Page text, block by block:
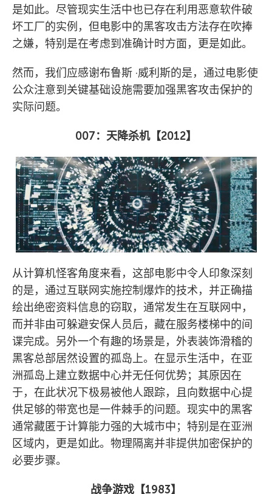
是如此。尽管现实生活中也已存在利用恶意软件破
坏工厂的实例，但电影中的黑客攻击方法存在吹捧
之嫌，特别是在考虑到准确计时方面，更是如此。
然而，我们应感谢布鲁斯 ·威利斯的是，通过电影使
公众注意到关键基础设施需要加强黑客攻击保护的
实际问题。
007：天降杀机【2012】
从计算机怪客角度来看，这部电影中令人印象深刻
的是，通过互联网实施控制爆炸的技术，并正确描
绘出绝密资料信息的窃取，通常发生在互联网中，
而并非由可躲避安保人员后，藏在服务楼梯中的间
谍完成。另外一个有趣的场景是，外表装饰滑稽的
黑客总部居然设置的孤岛上。在显示生活中，在亚
洲孤岛上建立数据中心并无任何优势；其原因在
于，在此状况下极易被他人跟踪，且向数据中心提
供足够的带宽也是一件棘手的问题。现实中的黑客
通常藏匿于计算能力强的大城市中；特别是在亚洲
区域内，更是如此。物理隔离并非提供加密保护的
必要步骤。
战争游戏【1983】